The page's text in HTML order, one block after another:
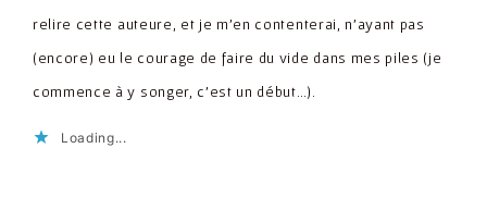
relire cette auteure, et je m’en contenterai, n’ayant pas
(encore) eu le courage de faire du vide dans mes piles (je
commence à y songer, c’est un début…).
Loading...